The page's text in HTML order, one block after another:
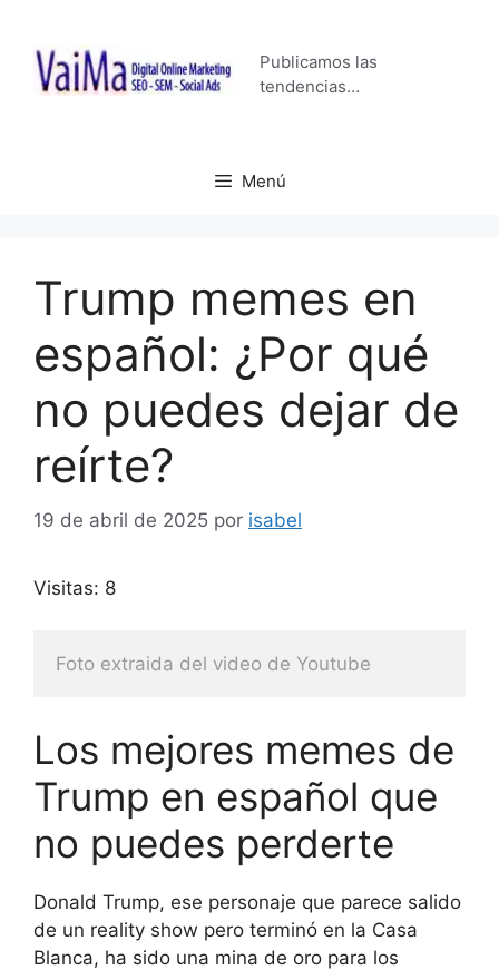
contenido
Publicamos las
tendencias…
Menú
Trump memes en
español: ¿Por qué
no puedes dejar de
reírte?
19 de abril de 2025 por isabel
Visitas: 8
Foto extraida del video de Youtube
Los mejores memes de
Trump en español que
no puedes perderte
Donald Trump, ese personaje que parece salido
de un reality show pero terminó en la Casa
Blanca, ha sido una mina de oro para los